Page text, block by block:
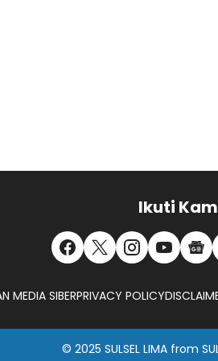
Ikuti
MEDIA SIBERPRIVACY POLICY
© 2025 SULSEL LIMA from